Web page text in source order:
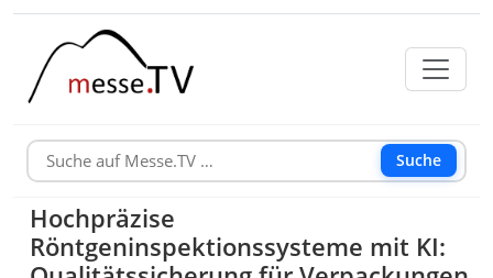
Suche
Hochpräzise
Röntgeninspektionssysteme mit KI: